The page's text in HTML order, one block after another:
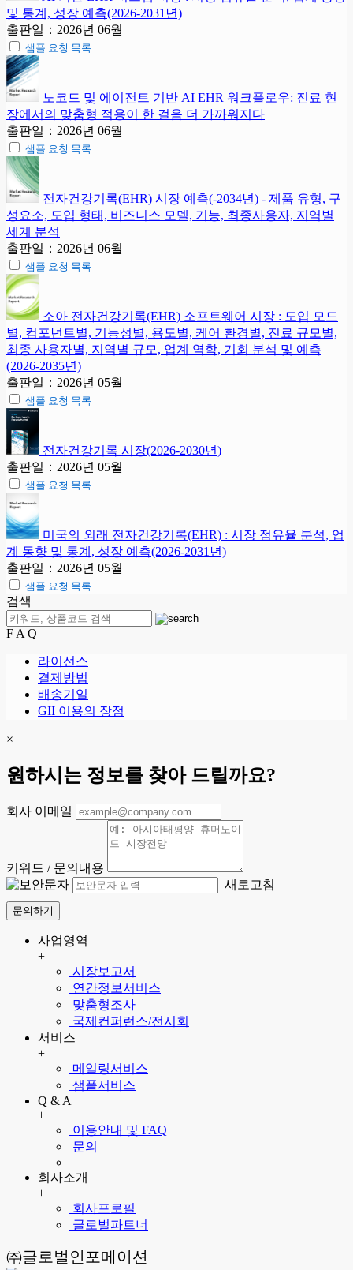
및 통계, 성장 예측(2026-2031년)
출판일：2026년 06월
샘플 요청 목록
노코드 및 에이전트 기반 AI EHR 워크플로우: 진료 현
장에서의 맞춤형 적용이 한 걸음 더 가까워지다
출판일：2026년 06월
샘플 요청 목록
전자건강기록(EHR) 시장 예측(-2034년) - 제품 유형, 구
성요소, 도입 형태, 비즈니스 모델, 기능, 최종사용자, 지역별
세계 분석
출판일：2026년 06월
샘플 요청 목록
소아 전자건강기록(EHR) 소프트웨어 시장 : 도입 모드
별, 컴포넌트별, 기능성별, 용도별, 케어 환경별, 진료 규모별,
최종 사용자별, 지역별 규모, 업계 역학, 기회 분석 및 예측
(2026-2035년)
출판일：2026년 05월
샘플 요청 목록
전자건강기록 시장(2026-2030년)
출판일：2026년 05월
샘플 요청 목록
미국의 외래 전자건강기록(EHR) : 시장 점유율 분석, 업
계 동향 및 통계, 성장 예측(2026-2031년)
출판일：2026년 05월
샘플 요청 목록
검색
F A Q
라이선스
결제방법
배송기일
GII 이용의 장점
×
원하시는 정보를 찾아 드릴까요?
회사 이메일
키워드 / 문의내용
새로고침
문의하기
사업영역
+
시장보고서
연간정보서비스
맞춤형조사
국제컨퍼런스/전시회
서비스
+
메일링서비스
샘플서비스
Q & A
+
이용안내 및 FAQ
문의
회사소개
+
회사프로필
글로벌파트너
㈜글로벌인포메이션